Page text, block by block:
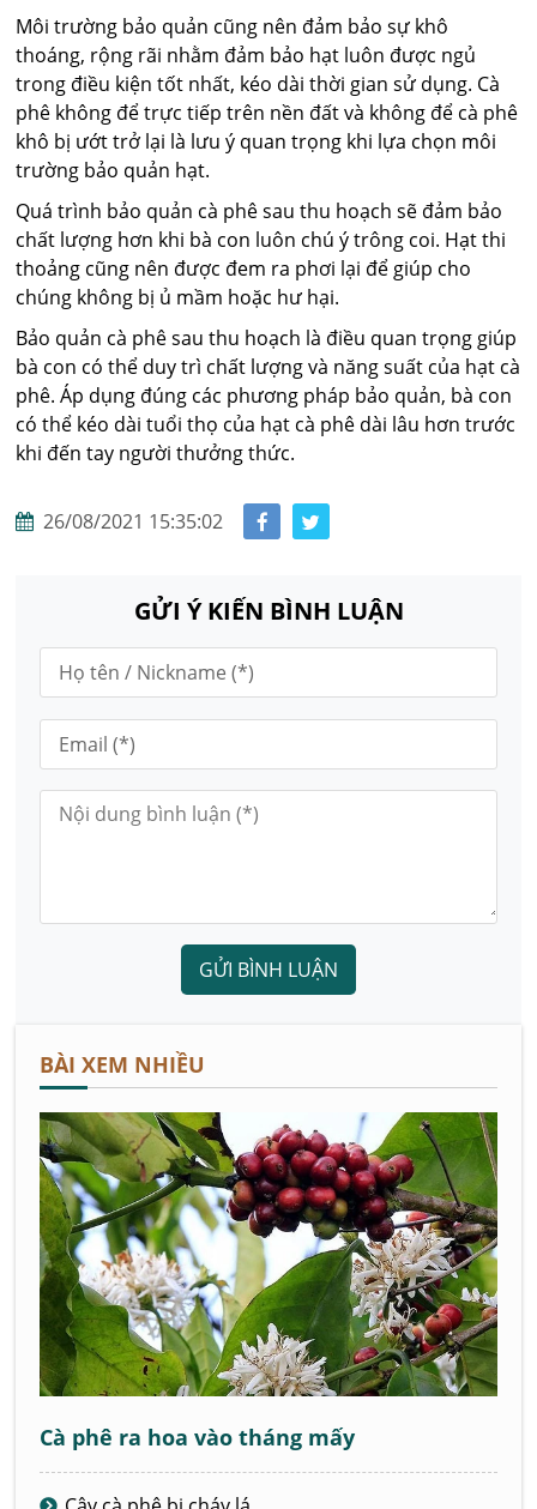
Môi trường bảo quản cũng nên đảm bảo sự khô
thoáng, rộng rãi nhằm đảm bảo hạt luôn được ngủ
trong điều kiện tốt nhất, kéo dài thời gian sử dụng. Cà
phê không để trực tiếp trên nền đất và không để cà phê
khô bị ướt trở lại là lưu ý quan trọng khi lựa chọn môi
trường bảo quản hạt.
Quá trình bảo quản cà phê sau thu hoạch sẽ đảm bảo
chất lượng hơn khi bà con luôn chú ý trông coi. Hạt thi
thoảng cũng nên được đem ra phơi lại để giúp cho
chúng không bị ủ mầm hoặc hư hại.
Bảo quản cà phê sau thu hoạch là điều quan trọng giúp
bà con có thể duy trì chất lượng và năng suất của hạt cà
phê. Áp dụng đúng các phương pháp bảo quản, bà con
có thể kéo dài tuổi thọ của hạt cà phê dài lâu hơn trước
khi đến tay người thưởng thức.
26/08/2021 15:35:02
GỬI Ý KIẾN BÌNH LUẬN
GỬI BÌNH LUẬN
BÀI XEM NHIỀU
Cà phê ra hoa vào tháng mấy